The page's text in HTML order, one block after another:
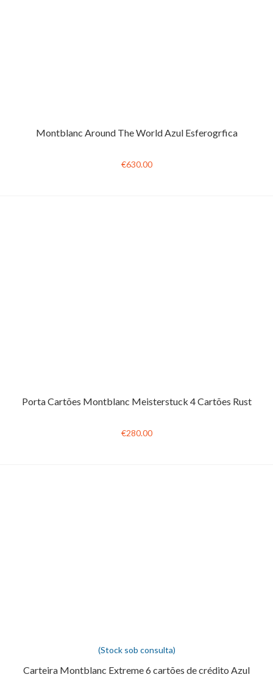
Montblanc Around The World Azul Esferogrfica
€630.00
Porta Cartões Montblanc Meisterstuck 4 Cartões Rust
€280.00
(Stock sob consulta)
Carteira Montblanc Extreme 6 cartões de crédito Azul